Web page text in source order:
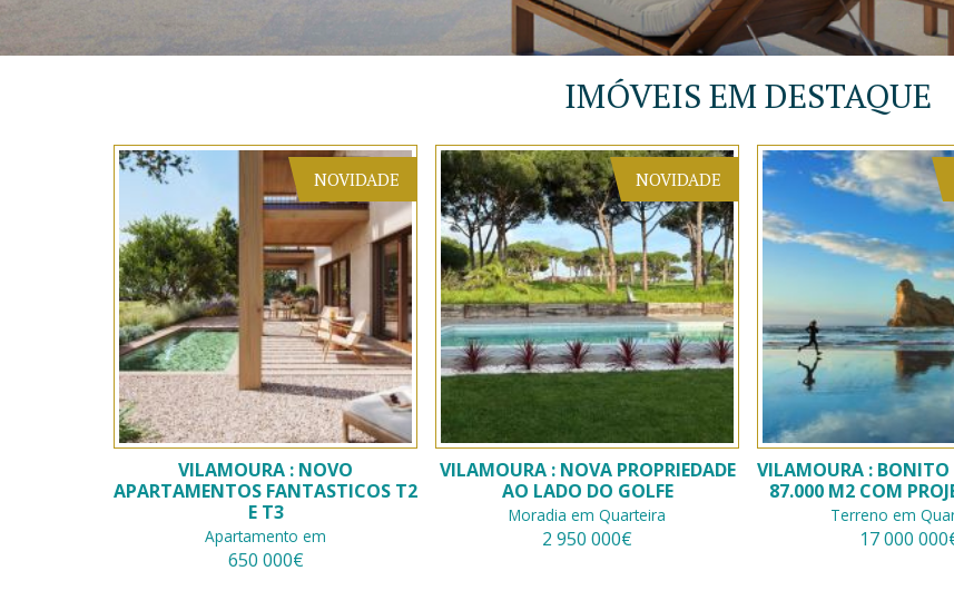
IMÓVEIS EM DESTAQUE
NOVIDADE
VILAMOURA : NOVO
APARTAMENTOS FANTASTICOS T2
E T3
Apartamento em
650 000€
NOVIDADE
VILAMOURA : NOVA PROPRIEDADE
AO LADO DO GOLFE
Moradia em Quarteira
2 950 000€
VILAMOURA : BONITO
87.000 M2 COM
Terreno em
17 000